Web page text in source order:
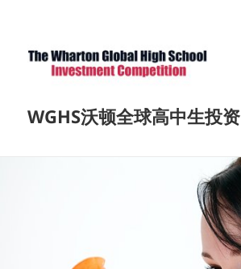
WGHS沃顿全球高中生投